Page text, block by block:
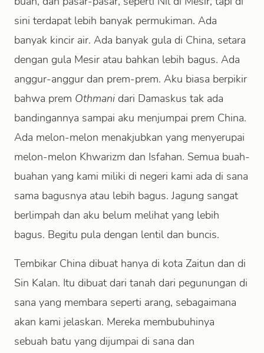
sini terdapat lebih banyak permukiman. Ada
banyak kincir air. Ada banyak gula di China, setara
dengan gula Mesir atau bahkan lebih bagus. Ada
anggur-anggur dan prem-prem. Aku biasa berpikir
bahwa prem Othmani dari Damaskus tak ada
bandingannya sampai aku menjumpai prem China.
Ada melon-melon menakjubkan yang menyerupai
melon-melon Khwarizm dan Isfahan. Semua buah-
buahan yang kami miliki di negeri kami ada di sana
sama bagusnya atau lebih bagus. Jagung sangat
berlimpah dan aku belum melihat yang lebih
bagus. Begitu pula dengan lentil dan buncis.
Tembikar China dibuat hanya di kota Zaitun dan di
Sin Kalan. Itu dibuat dari tanah dari pegunungan di
sana yang membara seperti arang, sebagaimana
akan kami jelaskan. Mereka membubuhinya
sebuah batu yang dijumpai di sana dan